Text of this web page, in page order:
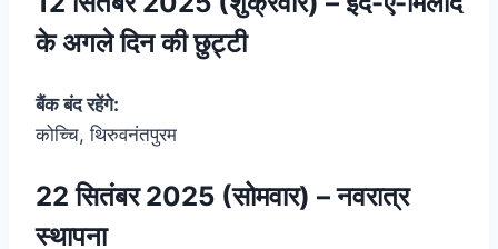
के अगले दिन की छुट्टी
बैंक बंद रहेंगे:
कोच्चि, थिरुवनंतपुरम
22 सितंबर 2025 (सोमवार) – नवरात्र
स्थापना